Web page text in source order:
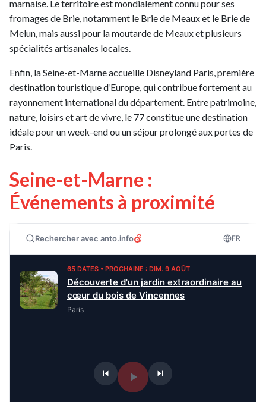
marnaise. Le territoire est mondialement connu pour ses
fromages de Brie, notamment le Brie de Meaux et le Brie de
Melun, mais aussi pour la moutarde de Meaux et plusieurs
spécialités artisanales locales.
Enfin, la Seine-et-Marne accueille Disneyland Paris, première
destination touristique d’Europe, qui contribue fortement au
rayonnement international du département. Entre patrimoine,
nature, loisirs et art de vivre, le 77 constitue une destination
idéale pour un week-end ou un séjour prolongé aux portes de
Paris.
Seine-et-Marne :
Événements à proximité
Rechercher avec anto.info FR
65 DATES • PROCHAINE : DIM. 9 AOÛT
Découverte d'un jardin extraordinaire au
cœur du bois de Vincennes
Paris